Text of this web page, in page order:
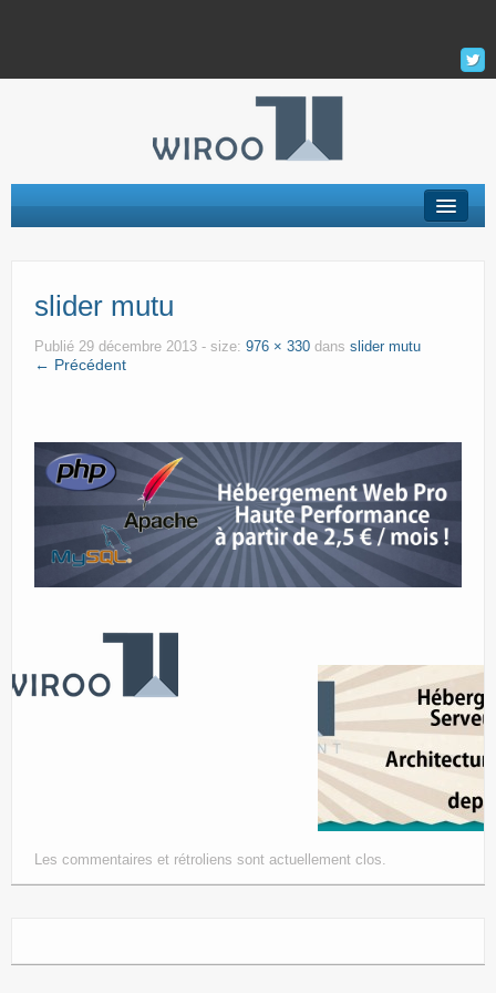
Serveur Privé Virtuel – VPS
VPS Managés
La Société
Mon Compte
slider mutu
Publié 29 décembre 2013 - size: 976 × 330 dans slider mutu
← Précédent
Les commentaires et rétroliens sont actuellement clos.